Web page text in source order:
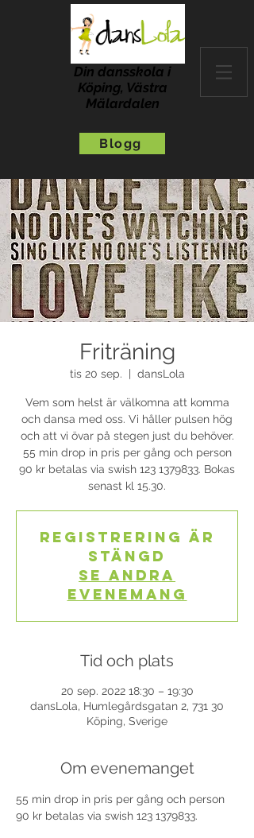
Din dansskola i
Köping, Västra
Mälardalen
Blogg
Friträning
tis 20 sep. dansLola
Vem som helst är välkomna att komma
och dansa med oss. Vi håller pulsen hög
och att vi övar på stegen just du behöver.
55 min drop in pris per gång och person
90 kr betalas via swish 123 1379833. Bokas
senast kl 15.30.
Registrering är
stängd
Se andra
evenemang
Tid och plats
20 sep. 2022 18:30 – 19:30
dansLola, Humlegårdsgatan 2, 731 30
Köping, Sverige
Om evenemanget
55 min drop in pris per gång och person
90 kr betalas via swish 123 1379833.